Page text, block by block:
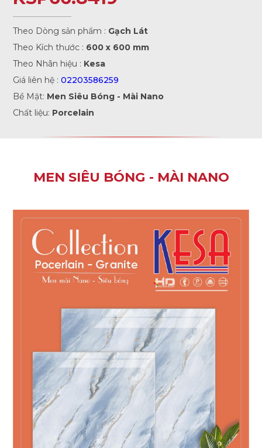
Theo Dòng sản phẩm : Gạch Lát
Theo Kích thước : 600 x 600 mm
Theo Nhãn hiệu : Kesa
Giá liên hệ :02203586259
Bề Mặt: Men Siêu Bóng - Mài Nano
Chất liệu: Porcelain
MEN SIÊU BÓNG - MÀI NANO